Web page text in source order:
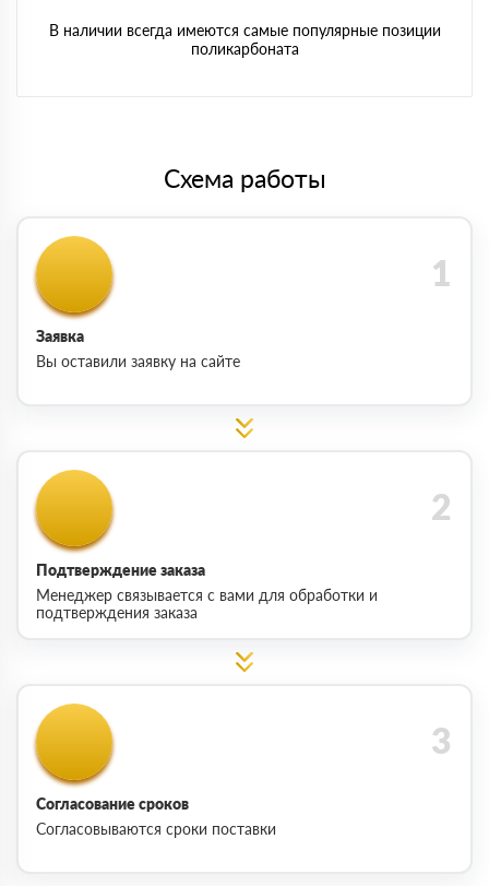
В наличии всегда имеются самые популярные позиции
поликарбоната
Схема работы
Заявка
Вы оставили заявку на сайте
Подтверждение заказа
Менеджер связывается с вами для обработки и
подтверждения заказа
Согласование сроков
Согласовываются сроки поставки